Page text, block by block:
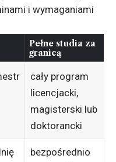
i wymaganiami
Pełne studia za
granicą
cały program
licencjacki,
magisterski lub
doktorancki
bezpośrednio